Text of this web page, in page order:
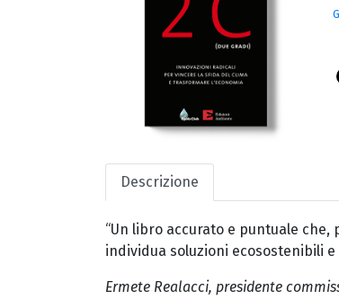
Descrizione
“Un libro accurato e puntuale
individua soluzioni ecosostenibili
Ermete Realacci, presidente